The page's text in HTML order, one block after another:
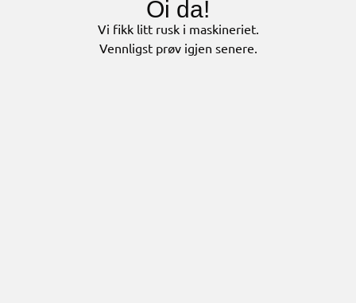
Oi da!
Vi fikk litt rusk i maskineriet.
Vennligst prøv igjen senere.